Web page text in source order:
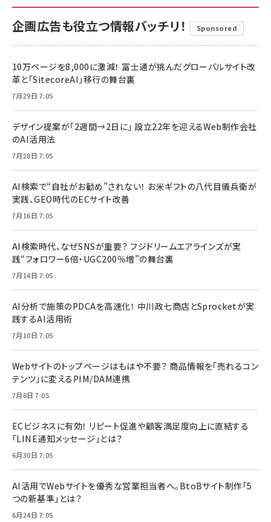
企画広告も役立つ情報バッチリ！ Sponsored
10万ページを8,000に激減！ 富士通が挑んだグローバルサイト改
革と「SitecoreAI」移行の舞台裏
7月29日 7:05
デザイン提案が「2週間→2日に」 設立22年を迎えるWeb制作会社
のAI活用法
7月28日 7:05
AI検索で“自社がお勧め”されない！ お米ギフトの八代目儀兵衛が
実践、GEO時代のECサイト改善
7月16日 7:05
AI検索時代、なぜSNSが重要？ フジドリームエアラインズが実
践“フォロワー6倍・UGC200％増”の舞台裏
7月14日 7:05
AI分析で施策のPDCAを高速化！ 中川政七商店とSprocketが実
践するAI活用術
7月10日 7:05
Webサイトのトップページはもはや不要？ 商品情報を「売れるコン
テンツ」に変えるPIM/DAM連携
7月8日 7:05
ECビジネスに有効！ リピート促進や顧客満足度向上に直結する
「LINE通知メッセージ」とは？
6月30日 7:05
AI活用でWebサイトを優秀な営業担当者へ。BtoBサイト制作「5
つの新基準」とは？
6月24日 7:05